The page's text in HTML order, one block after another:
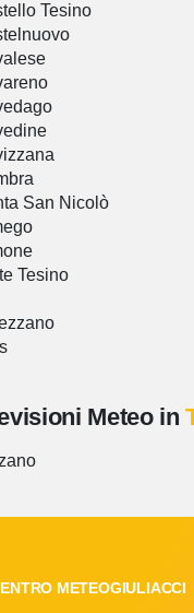
Tesino
San Nicolò
Tesino
Meteo in
METEOGIULIACCI